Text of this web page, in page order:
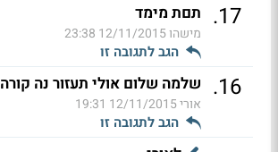
17
. תםת מימד
מישהו12/11/2015 23:38
הגב לתגובה זו
16
. שלמה שלום אולי תעזור נה קורה
אורי12/11/2015 19:31
הגב לתגובה זו